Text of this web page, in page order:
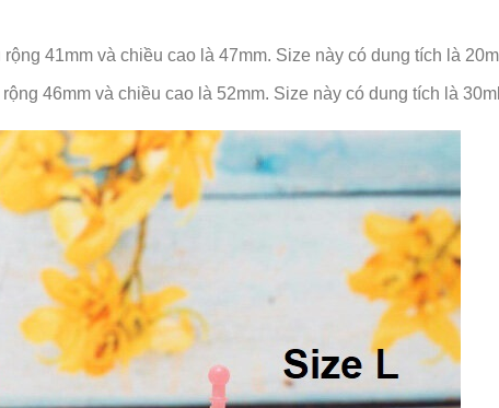
41mm và chiều cao là 47mm. Size này có dung tích là
46mm và chiều cao là 52mm. Size này có dung tích là